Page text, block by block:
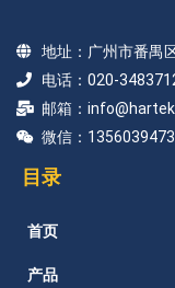
地址：广州市番禺
电话：020-
邮箱：
微信：
目录
首页
产品